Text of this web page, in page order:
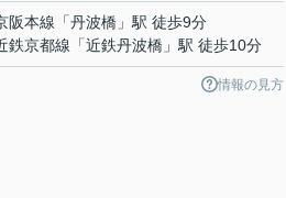
阪本線 「丹波橋 」駅 徒歩9分
鉄京都線 「近鉄丹波橋 」駅 徒歩10分
情報の見方